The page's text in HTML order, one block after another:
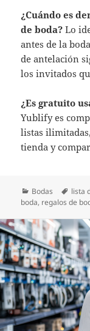
¿Cuándo es
de boda? Lo
antes de la
de antelación
los invitados
¿Es gratuito
Yublify es
listas
tienda y
Categorías
Bodas lista
boda, regalos de